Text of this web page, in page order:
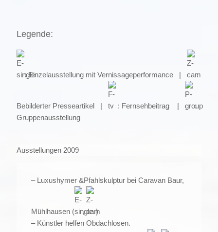
Legende:
: Einzelausstellung mit Vernissageperformance | :
Bebilderter Presseartikel | : Fernsehbeitrag |
:
Gruppenausstellung
Ausstellungen 2009
– Luxushymer &Pfahlskulptur bei Caravan Baur,
Mühlhausen ( ,
)
– Künstler helfen Obdachlosen.